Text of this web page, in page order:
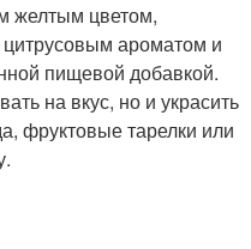
желтым цветом,
ароматом и
пищевой добавкой.
на вкус, но и украсить
фруктовые тарелки или